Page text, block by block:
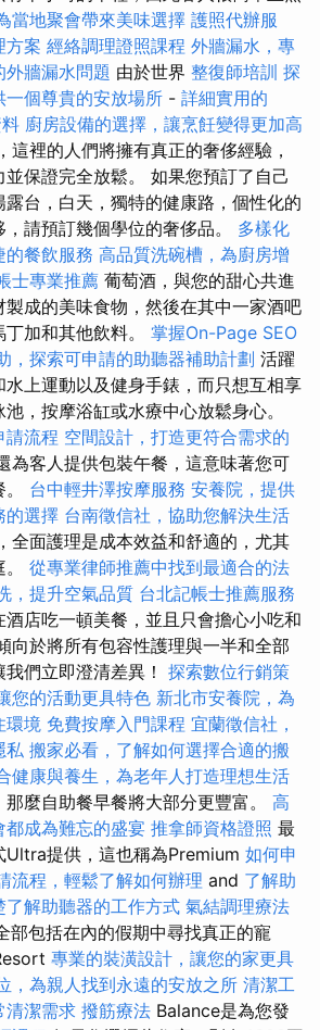
當地聚會帶來美味選擇 護照代辦服
方案 經絡調理證照課程 外牆漏水，專
外牆漏水問題 由於世界 整復師培訓 探
個尊貴的安放場所 - 詳細實用的
廚房設備的選擇，讓烹飪變得更加高
這裡的人們將擁有真正的奢侈經驗，
保證完全放鬆。 如果您預訂了自己
台，白天，獨特的健康路，個性化的
請預訂幾個學位的奢侈品。 多樣化
的餐飲服務 高品質洗碗槽，為廚房增
士專業推薦 葡萄酒，與您的甜心共進
成的美味食物，然後在其中一家酒吧
加和其他飲料。 掌握On-Page SEO
，探索可申請的助聽器補助計劃 活躍
水上運動以及健身手錶，而只想互相享
，按摩浴缸或水療中心放鬆身心。
請流程 空間設計，打造更符合需求的
為客人提供包裝午餐，這意味著您可
台中輕井澤按摩服務 安養院，提供
的選擇 台南徵信社，協助您解決生活
全面護理是成本效益和舒適的，尤其
從專業律師推薦中找到最適合的法
，提升空氣品質 台北記帳士推薦服務
店吃一頓美餐，並且只會擔心小吃和
向於將所有包容性護理與一半和全部
們立即澄清差異！ 探索數位行銷策
您的活動更具特色 新北市安養院，為
環境 免費按摩入門課程 宜蘭徵信社，
私 搬家必看，了解如何選擇合適的搬
健康與養生，為老年人打造理想生活
麼自助餐早餐將大部分更豐富。 高
成為難忘的盛宴 推拿師資格證照 最
Ultra提供，這也稱為Premium 如何申
流程，輕鬆了解如何辦理 and 了解助
解助聽器的工作方式 氣結調理療法
部包括在內的假期中尋找真正的寵
專業的裝潢設計，讓您的家更具
，為親人找到永遠的安放之所 清潔工
清潔需求 撥筋療法 Balance是為您發